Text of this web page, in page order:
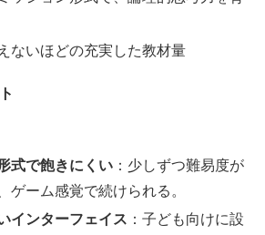
ないほどの充実した教材量
式で飽きにくい ：少しずつ難易度が
ゲーム感覚で続けられる。
インターフェイス ：子ども向けに設